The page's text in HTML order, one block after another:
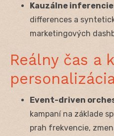
Kauzálne
differences a
marketingových
Reálny čas a
Event-driven
kampaní na základe
prah frekvencie,